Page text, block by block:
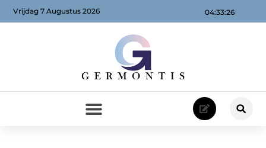
04:33:26
Vrijdag 7 Augustus 2026